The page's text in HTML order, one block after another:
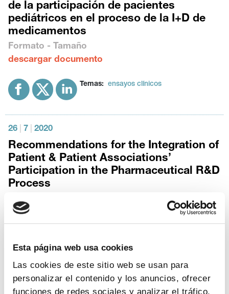
Esta página web usa cookies
Las cookies de este sitio web se usan para
personalizar el contenido y los anuncios, ofrecer
funciones de redes sociales y analizar el tráfico.
de la participación de pacientes
pediátricos en el proceso de la I+D de
medicamentos
Formato - Tamaño
descargar documento
Temas: ensayos clínicos
26 7 2020
Recommendations for the Integration of
Patient & Patient Associations’
Participation in the Pharmaceutical R&D
Process
descargar documento
10 | 6 | 2020